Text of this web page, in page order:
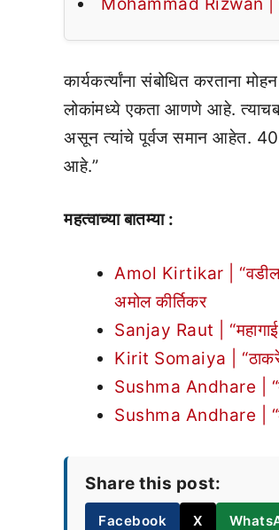
कार्यकर्त्यांना संबोधित करताना
लोकांमध्ये एकता आणणे आहे.
असून त्यांचे पूर्वज समान आहेत.
आहे.”
महत्वाच्या बातम्या :
Amol Kirtikar |
अमोल कीर्तिकर
Sanjay Raut | “महागाई
Kirit Somaiya | “ठाकरे
Sushma Andhare |
Sushma Andhare |
Share this post:
Facebook X